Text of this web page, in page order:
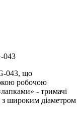
043
043, що
робочою
- тримачі
з широким діаметром